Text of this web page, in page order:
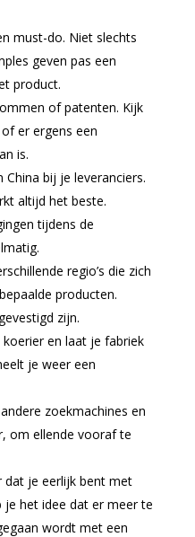
must-do. Niet slechts
geven pas een
product.
of patenten. Kijk
of er ergens een
is.
bij je leveranciers.
altijd het beste.
tijdens de
regio’s die zich
producten.
zijn.
en laat je fabriek
je weer een
zoekmachines en
om ellende vooraf te
dat je eerlijk bent met
het idee dat er meer te
wordt met een